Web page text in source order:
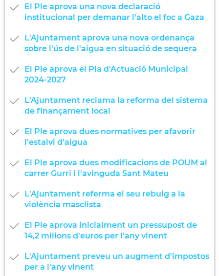
El Ple aprova una nova declaració
institucional per demanar l'alto el foc a Gaza
L'Ajuntament aprova una nova ordenança
sobre l'ús de l'aigua en situació de sequera
El Ple aprova el Pla d'Actuació Municipal
2024-2027
L'Ajuntament reclama la reforma del sistema
de finançament local
El Ple aprova dues normatives per afavorir
l'estalvi d'aigua
El Ple aprova dues modificacions de POUM al
carrer Gurri i l'avinguda Sant Mateu
L'Ajuntament referma el seu rebuig a la
violència masclista
El Ple aprova inicialment un pressupost de
14,2 milions d'euros per l'any vinent
L'Ajuntament preveu un augment d'impostos
per a l'any vinent